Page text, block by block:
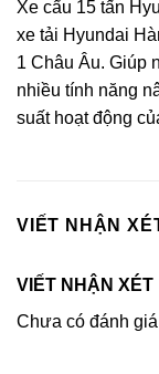
Xe cẩu 15 tấn
xe tải Hyundai
1 Châu Âu. Giúp
nhiều tính năng
suất hoạt động
VIẾT NHẬN
VIẾT NHẬN XÉT
Chưa có đánh